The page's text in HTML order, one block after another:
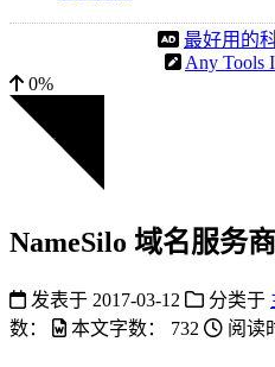
最好用的
Any Tools
0%
NameSilo 域名服务
发表于 2017-03-12 分类于
数：
本文字数： 732 阅读